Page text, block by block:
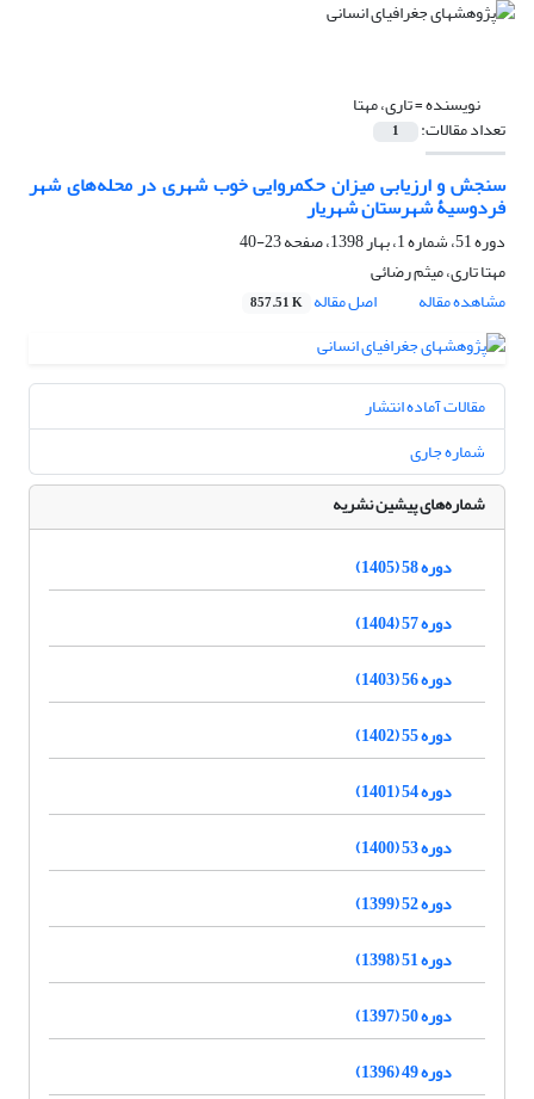
نویسنده =تاری، مهتا
تعداد مقالات: 1
سنجش و ارزیابی میزان حکمروایی خوب شهری در محله‌های شهر
فردوسیۀ شهرستان شهریار
دوره 51، شماره 1، بهار 1398، صفحه
23-40
مهتا تاری، میثم رضائی
مشاهده مقاله
اصل مقاله 857.51 K
مقالات آماده انتشار
شماره جاری
شماره‌های پیشین نشریه
دوره 58 (1405)
دوره 57 (1404)
دوره 56 (1403)
دوره 55 (1402)
دوره 54 (1401)
دوره 53 (1400)
دوره 52 (1399)
دوره 51 (1398)
دوره 50 (1397)
دوره 49 (1396)